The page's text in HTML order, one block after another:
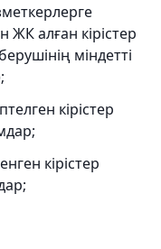
алған кірістер
міндетті
кірістер
кірістер